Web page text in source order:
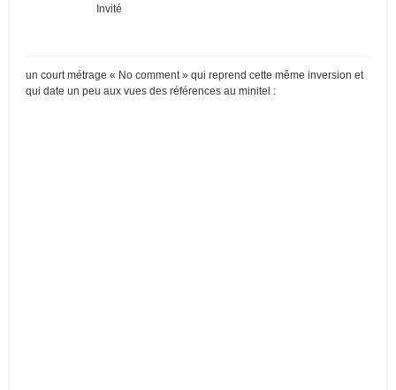
Invité
un court métrage « No comment » qui reprend cette même inversion et
qui date un peu aux vues des références au minitel :